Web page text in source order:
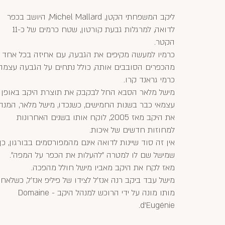
ליקב המשפחתי הקטן, Michel Mallard, היושב בכפר
לדואה, למרגלות גבעת קורטון, שטח כרמים של כ-11
הקטר.
כרמיו למעשה מקיפים את הגבעה, עם אחיזה בכל אחד
מהכפרים הסובבים אותה, כולל נתחים על הגבעה
כרמי גראנד קרו.
מישל מלאר הסבא החל לבקבק את תוצרת היקב באופן
עצמאי כבר בשנות החמישים, כשנכדו, מישל מלאר,
את היקב מאז 2005, לוקח אותו בשנים האחרונות
למחוזות חדשים של איכות.
אין זה סוד שיינות לדואה אינם מהמפורסמים בבורגון,
שמישל שם לו למטרה "להעלות את הכפר על המפה".
מאז לקח את היקב מאביו מישל חולל מהפכה.
מישל עבד ביקב רנה אנז'ל לצידו של פיליפ אנז'ל,
מותו מונה על ידי הרוכש למנהל היקב - Domaine
d’Eugénie.